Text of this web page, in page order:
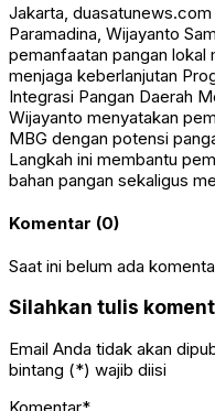
Jakarta,
Paramadina, Wijayanto
pemanfaatan pangan lokal
menjaga keberlanjutan
Integrasi Pangan Daerah
Wijayanto menyatakan
MBG dengan potensi
Langkah ini membantu
bahan pangan sekaligus
Komentar (0)
Saat ini belum ada
Silahkan tulis
Email Anda tidak akan
bintang (*) wajib diisi
Komentar*